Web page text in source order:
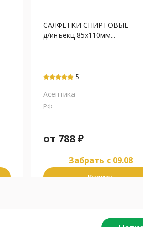
САЛФЕТКИ СПИРТОВЫЕ
д/инъекц 85х110мм...
5
Асептика
РФ
от 788₽
Забрать c 09.08
Купить